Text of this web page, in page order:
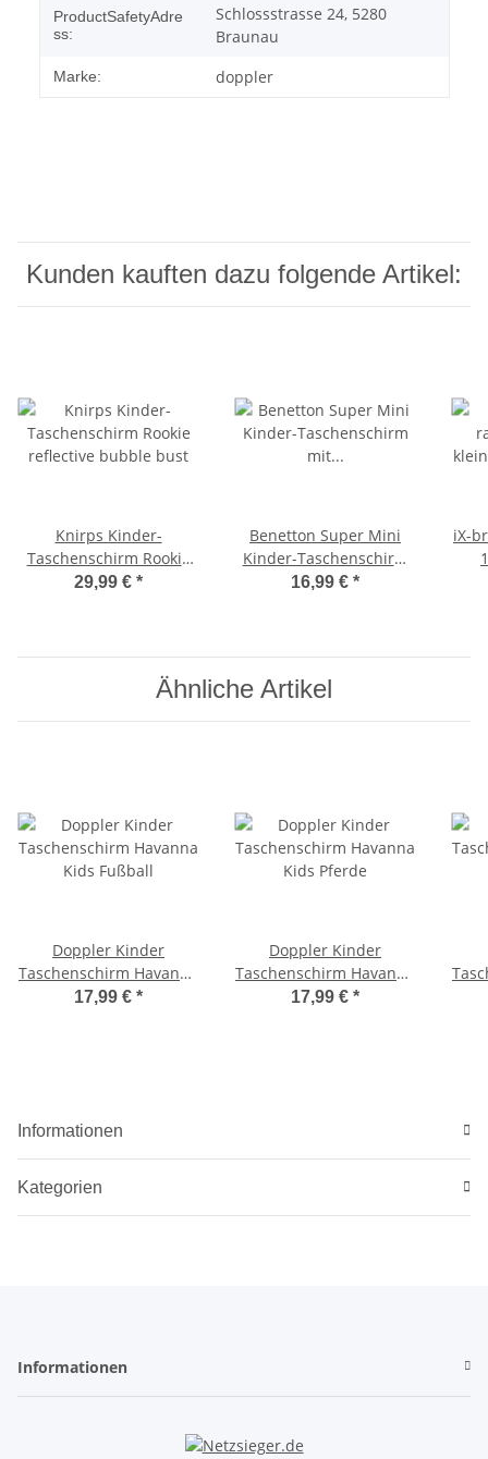
ProductSafetyAdre
ss:
Schlossstrasse 24, 5280
Braunau
Marke: doppler
Kunden kauften dazu folgende Artikel:
Knirps Kinder-
Taschenschirm Rookie
reflective bubble bust
29,99 € *
Benetton Super Mini
Kinder-Taschenschirm
mit Handöffner - Jellyfish
16,99 € *
iX-
Ähnliche Artikel
Doppler Kinder
Taschenschirm Havanna
Kids Fußball
17,99 € *
Doppler Kinder
Taschenschirm Havanna
Kids Pferde
17,99 € *
Informationen
Kategorien
Informationen